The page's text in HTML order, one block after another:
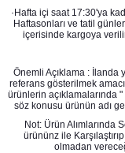
·Hafta içi saat 17:30'ya
Haftasonları ve tatil
içerisinde kargoya
Önemli Açıklama :
referans gösterilmek
ürünlerin açıklamalarında
söz konusu ürünün adı
Not: Ürün Alımlarında
ürününz ile
olmadan